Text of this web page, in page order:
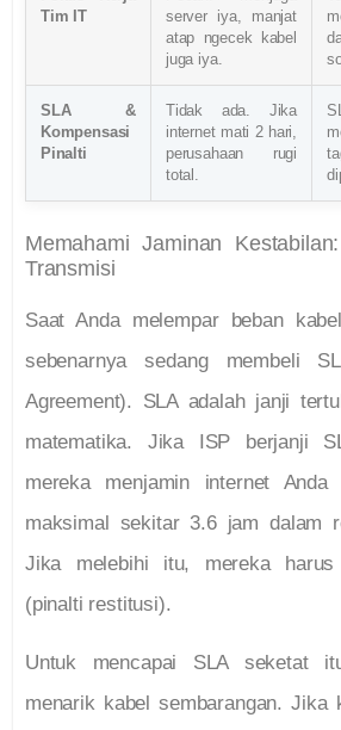
Tim IT
server iya, manjat
atap ngecek kabel
juga iya.
SLA &
Kompensasi
Pinalti
Tidak ada. Jika
internet mati 2 hari,
perusahaan rugi
total.
Memahami Jaminan
Transmisi
Saat Anda melempar beban
sebenarnya sedang membeli
Agreement). SLA adalah janji
matematika. Jika ISP berjanji
mereka menjamin internet
maksimal sekitar 3.6 jam dalam
Jika melebihi itu, mereka harus
(pinalti restitusi).
Untuk mencapai SLA seketat
menarik kabel sembarangan. Jika